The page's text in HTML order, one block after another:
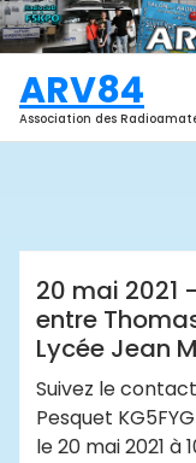
Aller
au
contenu
ARV84
Association des
Actualités
20 mai
entre
Lycée Jean
Suivez le
Pesquet
le 20 mai 2021 à